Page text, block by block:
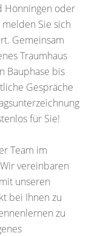
Hönningen oder
Sie sich
Gemeinsam
Traumhaus
Bauphase bis
Gespräche
für Sie!
Team im
vereinbaren
unseren
bei Ihnen zu
zu